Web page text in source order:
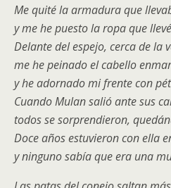
Me quité la armadura que
y me he puesto la ropa que
Delante del espejo, cerca de la
me he peinado el cabello
y he adornado mi frente con
Cuando Mulan salió ante sus
todos se sorprendieron,
Doce años estuvieron con ella
y ninguno sabía que era una